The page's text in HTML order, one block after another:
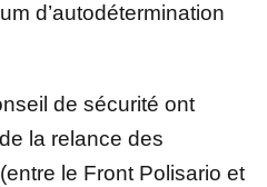
d’autodétermination
de sécurité ont
la relance des
le Front Polisario et